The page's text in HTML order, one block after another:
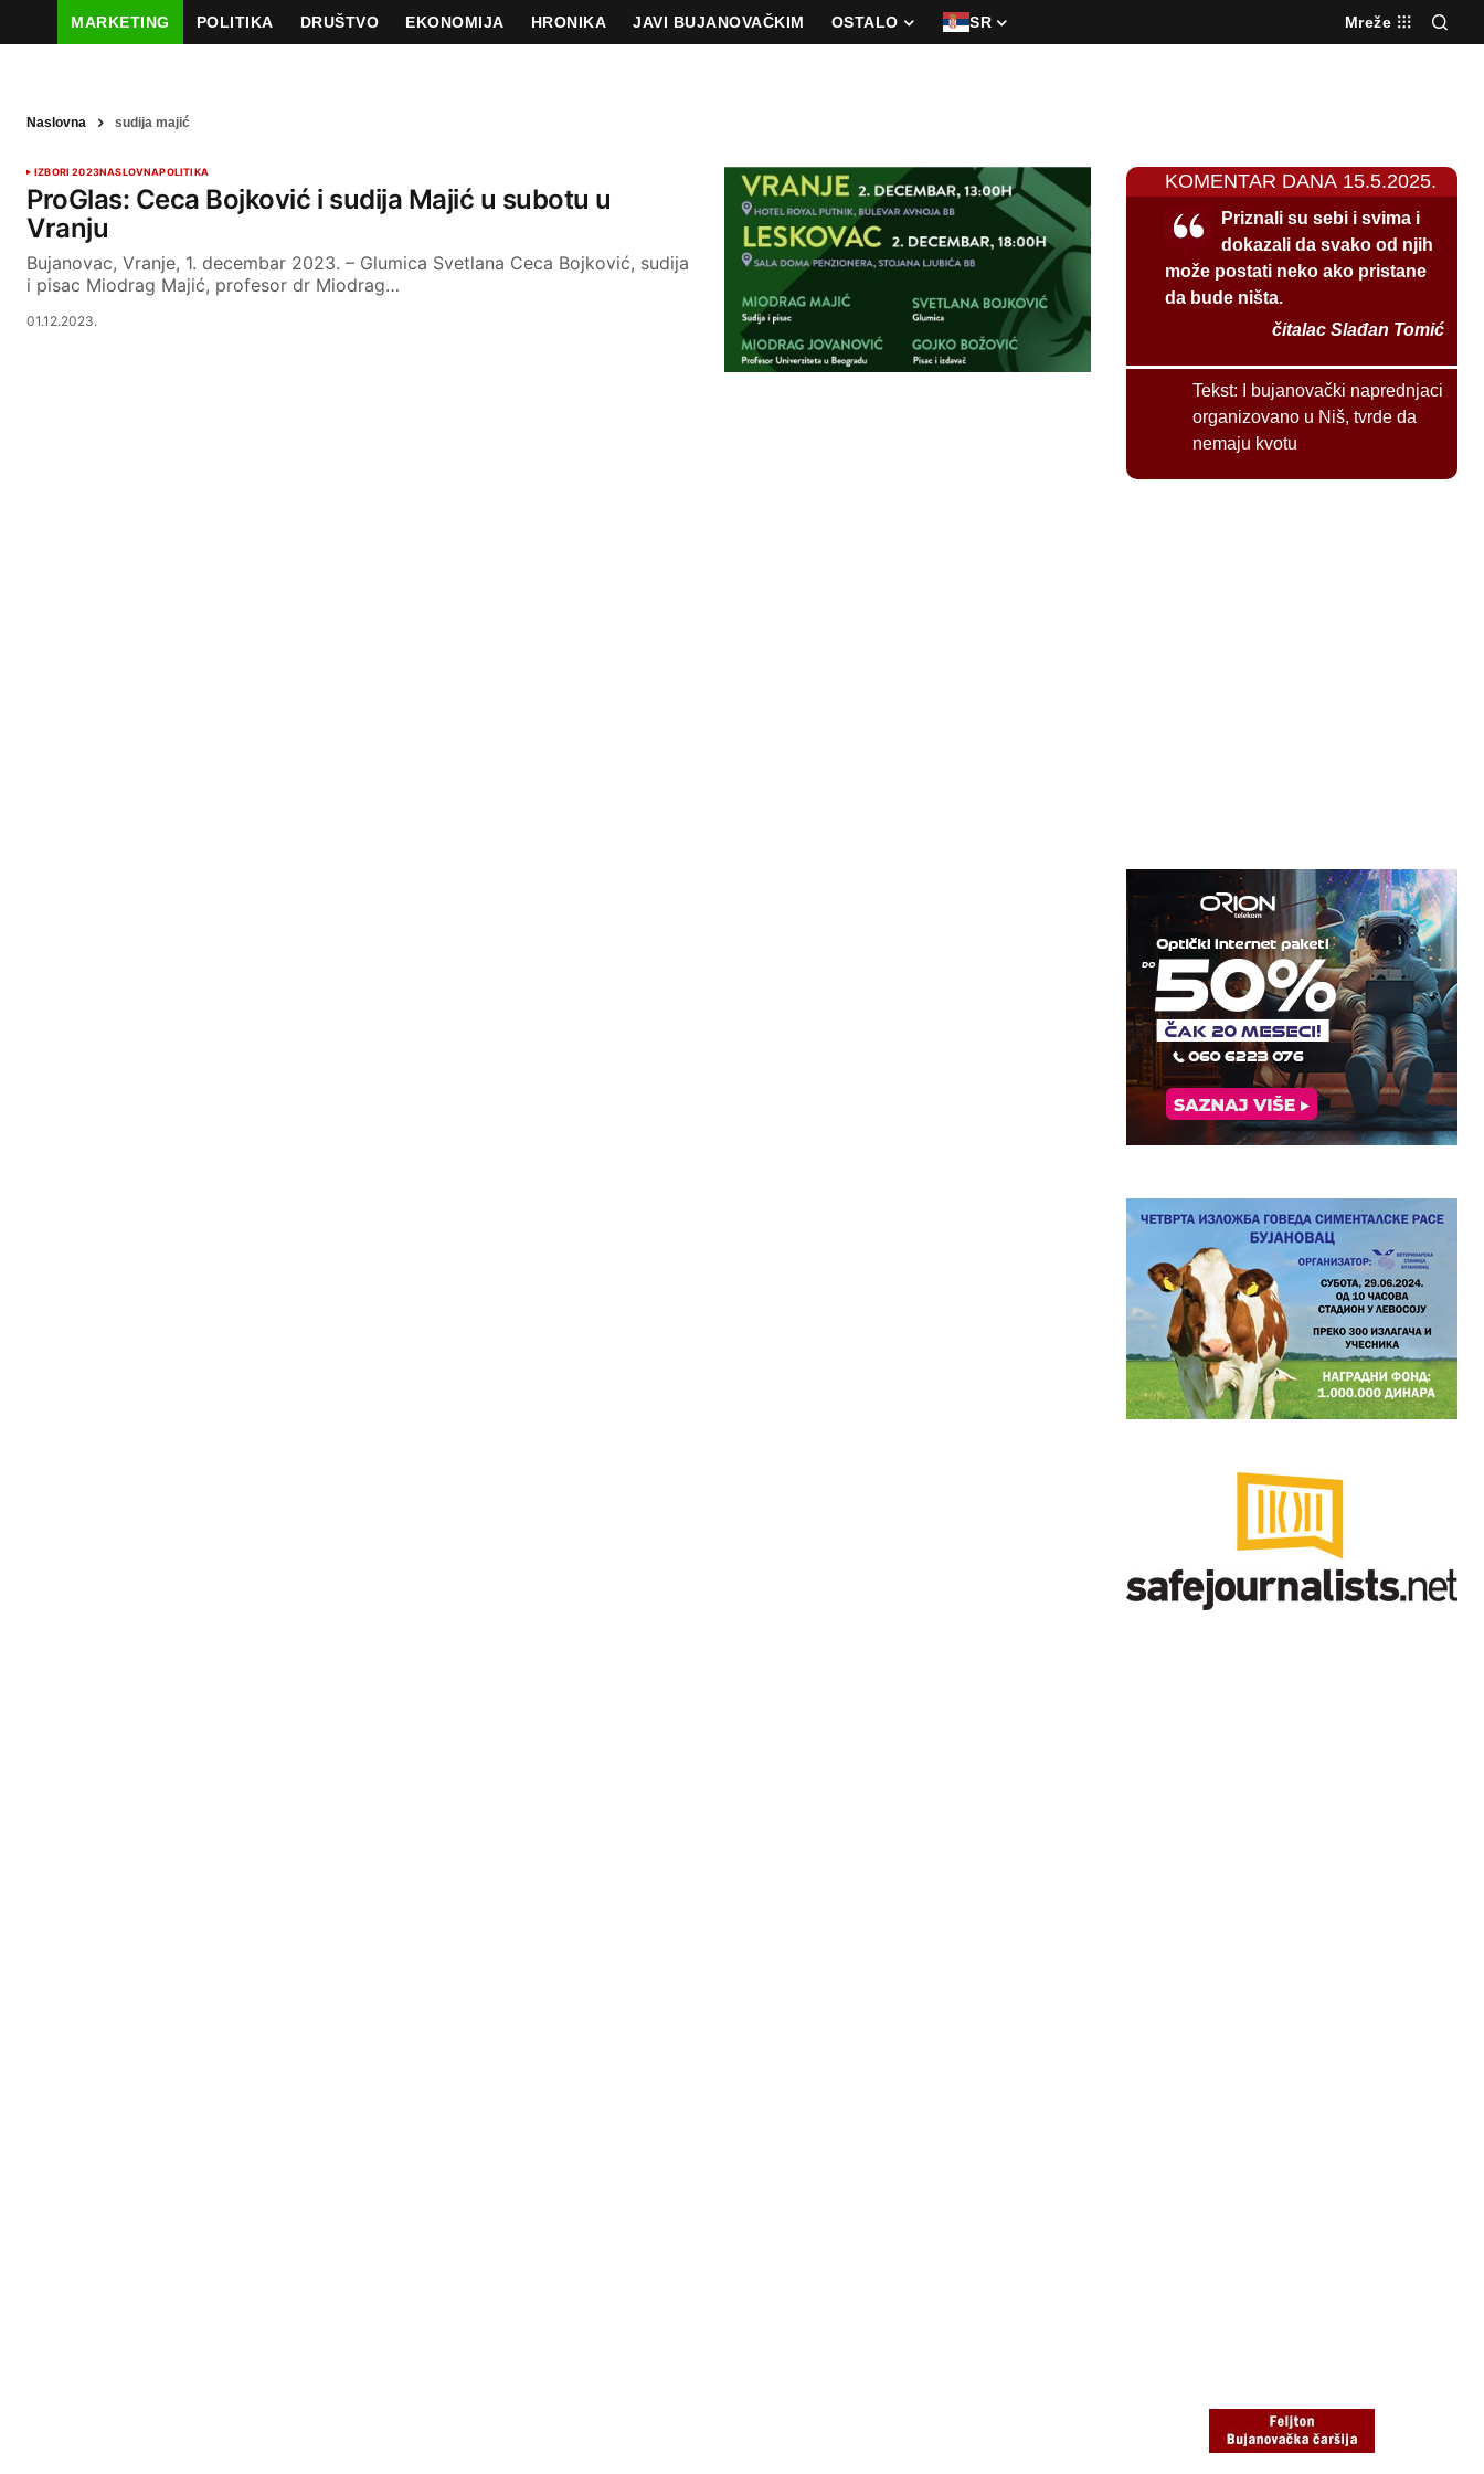
MARKETING POLITIKA DRUŠTVO EKONOMIJA HRONIKA JAVI BUJANOVAČKIM OSTALO SR Mreže
Naslovna sudija majić
IZBORI 2023NASLOVNAPOLITIKA
ProGlas: Ceca Bojković i sudija Majić u subotu u
Vranju
Bujanovac, Vranje, 1. decembar 2023. – Glumica Svetlana Ceca Bojković, sudija
i pisac Miodrag Majić, profesor dr Miodrag…
01.12.2023.
KOMENTAR DANA 15.5.2025.
Priznali su sebi i svima i
dokazali da svako od njih
može postati neko ako pristane
da bude ništa.
čitalac Slađan Tomić
Tekst:
I bujanovački naprednjaci
organizovano u Niš, tvrde da
nemaju kvotu